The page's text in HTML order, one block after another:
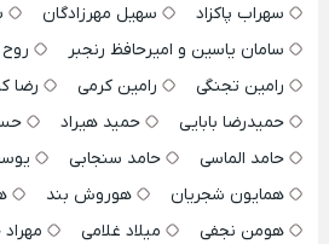
سهراب پاکزاد
سهیل مهرزادگان
سامان یاسین و امیرحافظ رنجبر
روح
رامین تجنگی
رامین کرمی رضا
حمیدرضا بابایی
حمید هیراد
حامد الماسی
حامد سنجابی
همایون شجریان
هوروش بند
هومن نجفی
میلاد غلامی